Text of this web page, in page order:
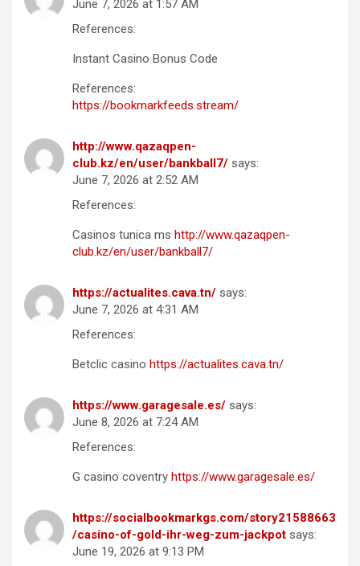
June 7, 2026 at 1:57 AM
References:
Instant Casino Bonus Code
References:
https://bookmarkfeeds.stream/
http://www.qazaqpen-
club.kz/en/user/bankball7/ says:
June 7, 2026 at 2:52 AM
References:
Casinos tunica ms http://www.qazaqpen-
club.kz/en/user/bankball7/
https://actualites.cava.tn/ says:
June 7, 2026 at 4:31 AM
References:
Betclic casino https://actualites.cava.tn/
https://www.garagesale.es/ says:
June 8, 2026 at 7:24 AM
References:
G casino coventry https://www.garagesale.es/
https://socialbookmarkgs.com/story21588663
/casino-of-gold-ihr-weg-zum-jackpot says:
June 19, 2026 at 9:13 PM